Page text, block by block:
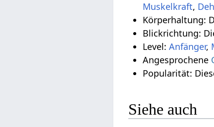
Muskelkraft,
Körperhaltung:
Blickrichtung:
Level:Anfänger,
Angesprochene
Popularität:
Siehe auch